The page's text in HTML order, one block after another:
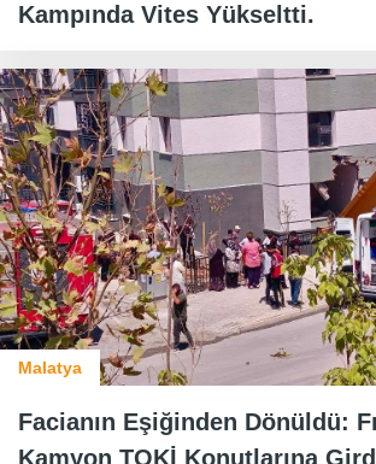
Kampında Vites Yükseltti.
Malatya
Facianın Eşiğinden Dönüldü:
Kamyon TOKİ Konutlarına